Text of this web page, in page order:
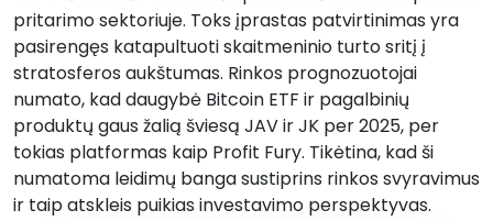
pritarimo sektoriuje. Toks įprastas patvirtinimas yra
pasirengęs katapultuoti skaitmeninio turto sritį į
stratosferos aukštumas. Rinkos prognozuotojai
numato, kad daugybė Bitcoin ETF ir pagalbinių
produktų gaus žalią šviesą JAV ir JK per 2025, per
tokias platformas kaip Profit Fury. Tikėtina, kad ši
numatoma leidimų banga sustiprins rinkos svyravimus
ir taip atskleis puikias investavimo perspektyvas.